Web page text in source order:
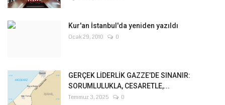
Kur'an İstanbul'da yeniden yazıldı
Ocak 29, 2010 0
GERÇEK LİDERLİK GAZZE’DE SINANIR:
SORUMLULUKLA, CESARETLE,...
Temmuz 3, 2025 0